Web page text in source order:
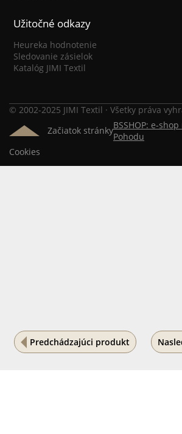
Predchádzajúci produkt
Užitočné odkazy
Heureka hodnotenie
Sledovanie zásielok
Katalóg JIMI Textil
© 2002-2025 JIMI Textil · Všetky práva
Začiatok stránkyBSSHOP: e-
Pohodu
Cookies